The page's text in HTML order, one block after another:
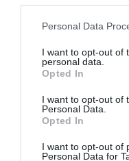
Please note that this
not limited to your visit
grant or deny consent
use your data for below
consent section.
Personal Data
I want to opt-out of
personal data.
Opted In
I want to opt-out of
Personal Data.
Opted In
I want to opt-out of
Personal Data for
5 Hidden Signs
471 136